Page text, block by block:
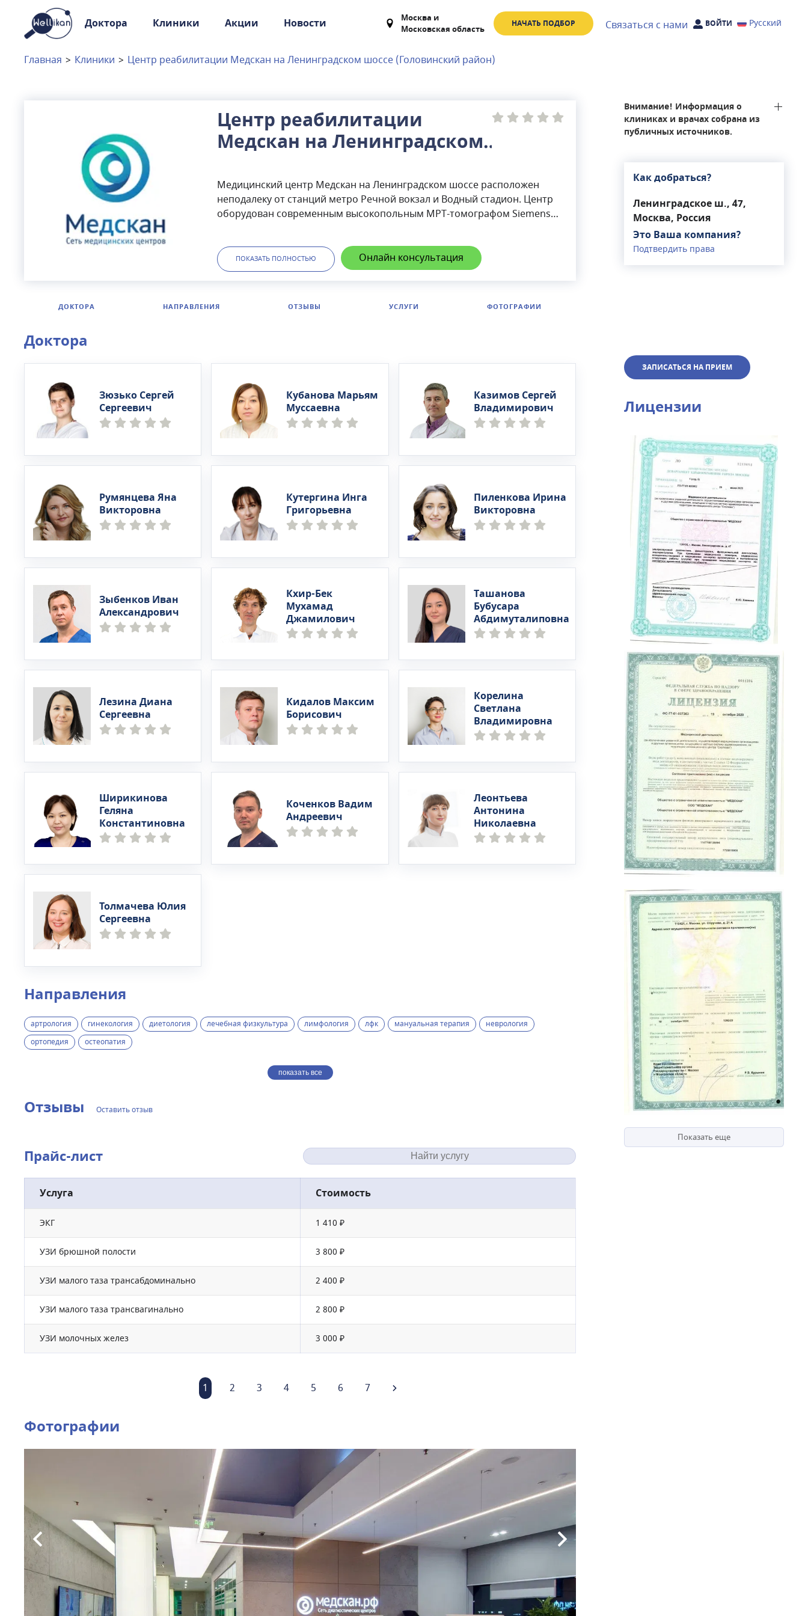
Доктора Клиники Акции Новости Москва и
Московская область
НАЧАТЬ ПОДБОР Связаться с нами ВОЙТИ Русский
Доктора
Клиники
Московская область
Связаться с нами
Главная > Клиники > Центр реабилитации Медскан на Ленинградском шоссе (Головинский район)
Центр реабилитации
Медскан на Ленинградском
Медицинский центр Медскан на Ленинградском шоссе расположен
неподалеку от станций метро Речной вокзал и Водный стадион. Центр
оборудован современным высокопольным МРТ-томографом Siemens
Perspective. Здесь принимают опытные врачи кардиологи, терапевты,
неврологи, эндокринологи, гинекологи и др. В медицинском центре
можно сделать УЗИ, ЭКГ, рентген и сдать анализы. Проводятся онлайн-
ПОКАЗАТЬ ПОЛНОСТЬЮ Онлайн консультация
ДОКТОРА НАПРАВЛЕНИЯ ОТЗЫВЫ УСЛУГИ ФОТОГРАФИИ
Доктора
Зюзько Сергей
Сергеевич
Кубанова Марьям
Муссаевна
Казимов Сергей
Владимирович
Румянцева Яна
Викторовна
Кутергина Инга
Григорьевна
Пиленкова Ирина
Викторовна
Зыбенков Иван
Александрович
Кхир-Бек
Мухамад
Джамилович
Ташанова
Бубусара
Абдимуталиповна
Лезина Диана
Сергеевна
Кидалов Максим
Борисович
Корелина
Светлана
Владимировна
Ширикинова
Геляна
Константиновна
Коченков Вадим
Андреевич
Леонтьева
Антонина
Николаевна
Толмачева Юлия
Сергеевна
Направления
артрология гинекология диетология лечебная физкультура лимфология лфк мануальная терапия
неврология
ортопедия
остеопатия
показать все
Отзывы Оставить отзыв
Прайс-лист
Услуга Стоимость
ЭКГ 1 410 ₽
УЗИ брюшной полости 3 800 ₽
УЗИ малого таза трансабдоминально 2 400 ₽
УЗИ малого таза трансвагинально 2 800 ₽
УЗИ молочных желез 3 000 ₽
1 2 3 4 5 6 7
Фотографии
Внимание! Информация о
клиниках и врачах собрана из
публичных источников.
Как добраться?
Ленинградское ш., 47,
Москва, Россия
Это Ваша компания?
Подтвердить права
ЗАПИСАТЬСЯ НА ПРИЕМ
Лицензии
Показать еще